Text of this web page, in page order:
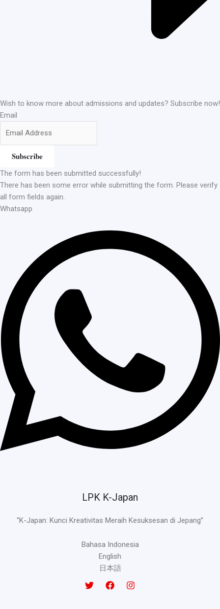
Wish to know more about admissions and updates? Subscribe now!
Email
Subscribe
The form has been submitted successfully!
There has been some error while submitting the form. Please verify
all form fields again.
Whatsapp
LPK K-Japan
“K-Japan: Kunci Kreativitas Meraih Kesuksesan di Jepang”
Bahasa Indonesia
English
日本語